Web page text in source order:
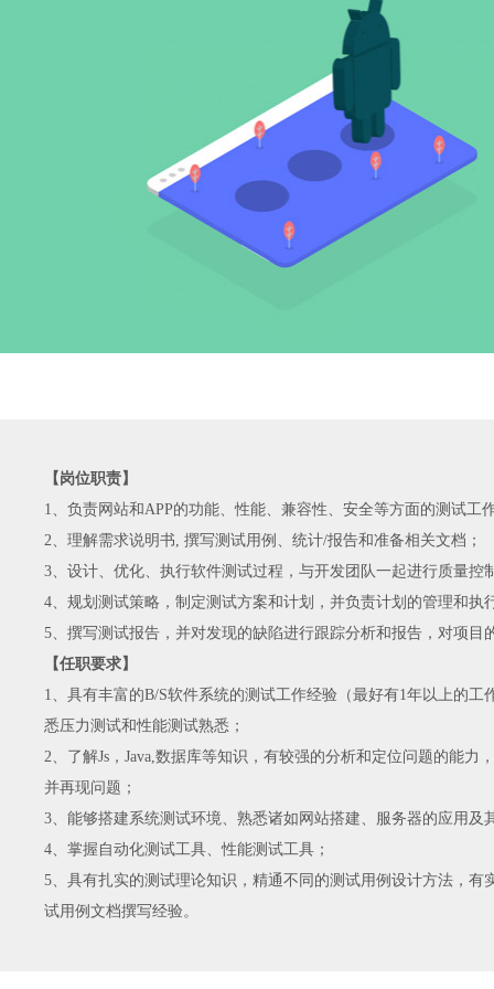
【岗位职责】
1、负责网站和APP的功能、性能、兼容性、安全等方面的测试工
2、理解需求说明书, 撰写测试用例、统计/报告和准备相关文档；
3、设计、优化、执行软件测试过程，与开发团队一起进行质量控
4、规划测试策略，制定测试方案和计划，并负责计划的管理和执
5、撰写测试报告，并对发现的缺陷进行跟踪分析和报告，对项目
【任职要求】
1、具有丰富的B/S软件系统的测试工作经验（最好有1年以上的工
悉压力测试和性能测试熟悉；
2、了解Js，Java,数据库等知识，有较强的分析和定位问题的能力
并再现问题；
3、能够搭建系统测试环境、熟悉诸如网站搭建、服务器的应用及
4、掌握自动化测试工具、性能测试工具；
5、具有扎实的测试理论知识，精通不同的测试用例设计方法，有
试用例文档撰写经验。